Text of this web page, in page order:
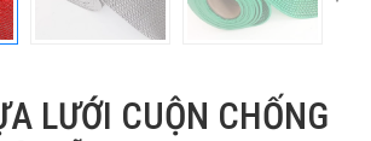
LƯỚI CUỘN CHỐNG